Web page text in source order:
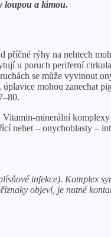
loupou a lámou.
příčné rýhy na nehtech
u poruch periferní
se může vyvinout
mohou zanechat
minerální
nehet – onychoblasty –
infekce). Komplex
objeví, je nutné